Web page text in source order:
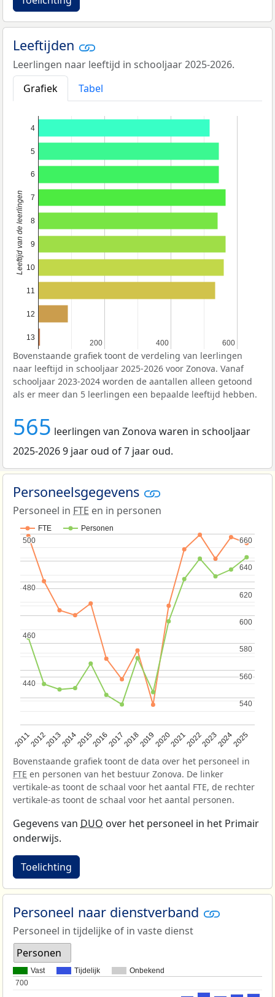
Leeftijden
Leerlingen naar leeftijd in schooljaar 2025-2026.
Grafiek
Tabel
200
200 400
400 600
600
4
5
6
7
8
9
10
11
12
13
Leeftijd van de leerlingen
Bovenstaande grafiek toont de verdeling van leerlingen
naar leeftijd in schooljaar 2025-2026 voor Zonova. Vanaf
schooljaar 2023-2024 worden de aantallen alleen getoond
als er meer dan 5 leerlingen een bepaalde leeftijd hebben.
565 leerlingen van Zonova waren in schooljaar
2025-2026 9 jaar oud of 7 jaar oud.
Personeelsgegevens
Personeel in FTE en in personen
FTE Personen
201120122013201420152016201720182019202020212022202320242025
440
440
460
460
480
480
500
500
540
540
560
560
580
580
600
600
620
620
640
640
660
660
Bovenstaande grafiek toont de data over het personeel in
FTE en personen van het bestuur Zonova. De linker
vertikale-as toont de schaal voor het aantal FTE, de rechter
vertikale-as toont de schaal voor het aantal personen.
Gegevens van DUO over het personeel in het Primair
onderwijs.
Toelichting
Personeel naar dienstverband
Personeel in tijdelijke of in vaste dienst
Personen
Vast Tijdelijk Onbekend
700
700